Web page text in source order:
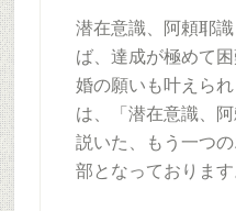
潜在意識、阿頼耶
ば、達成が極めて
婚の願いも叶えら
は、「潜在意識、
説いた、もう一つ
部となっておりま